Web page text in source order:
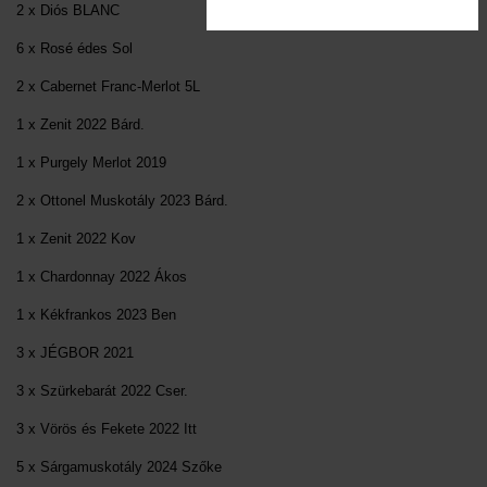
2 x Diós BLANC
6 x Rosé édes Sol
2 x Cabernet Franc-Merlot 5L
1 x Zenit 2022 Bárd.
1 x Purgely Merlot 2019
2 x Ottonel Muskotály 2023 Bárd.
1 x Zenit 2022 Kov
1 x Chardonnay 2022 Ákos
1 x Kékfrankos 2023 Ben
3 x JÉGBOR 2021
3 x Szürkebarát 2022 Cser.
3 x Vörös és Fekete 2022 Itt
5 x Sárgamuskotály 2024 Szőke